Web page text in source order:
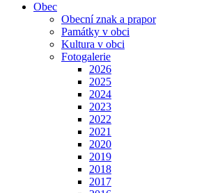
Obec
Obecní znak a prapor
Památky v obci
Kultura v obci
Fotogalerie
2026
2025
2024
2023
2022
2021
2020
2019
2018
2017